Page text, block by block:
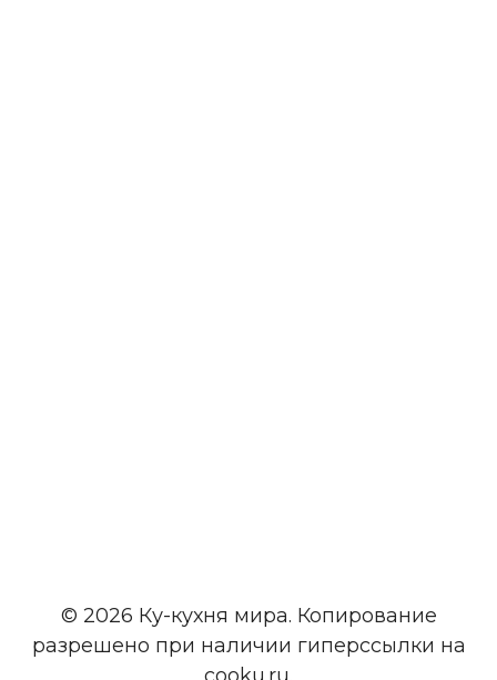
© 2026 Ку-кухня мира. Копирование
разрешено при наличии гиперссылки на